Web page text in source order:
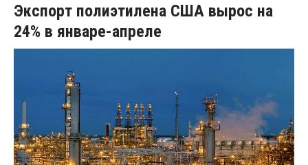
Экспорт полиэтилена США вырос на
24% в январе-апреле